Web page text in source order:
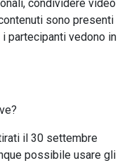
condividere video
sono presenti
partecipanti vedono in
il 30 settembre
possibile usare gli